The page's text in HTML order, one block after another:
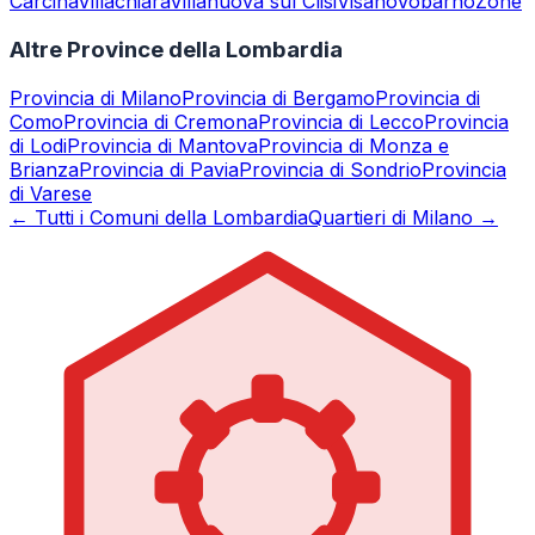
Altre Province della Lombardia
Provincia di MilanoProvincia di BergamoProvincia di
ComoProvincia di CremonaProvincia di LeccoProvincia
di LodiProvincia di MantovaProvincia di Monza e
BrianzaProvincia di PaviaProvincia di SondrioProvincia
di Varese
← Tutti i Comuni della LombardiaQuartieri di Milano →